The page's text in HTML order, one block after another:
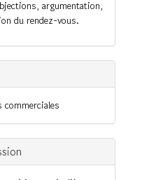
argumentation,
du rendez-vous.